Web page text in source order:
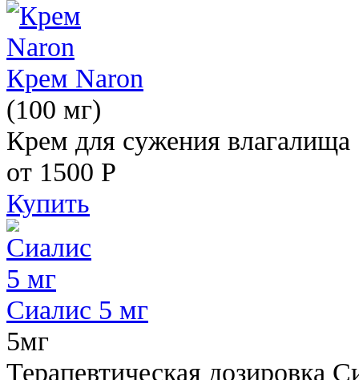
Крем Naron
(100 мг)
Крем для сужения влагалища
от 1500 Р
Купить
Сиалис 5 мг
5мг
Терапевтическая дозировка